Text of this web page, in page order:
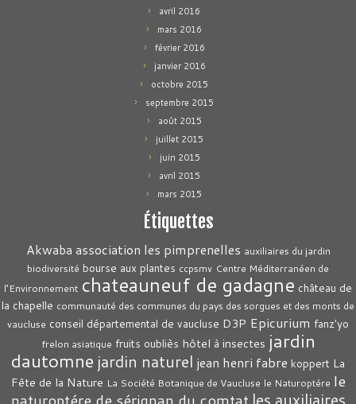
avril 2016
mars 2016
février 2016
janvier 2016
octobre 2015
septembre 2015
août 2015
juillet 2015
juin 2015
avril 2015
mars 2015
Étiquettes
Akwaba association les pimprenelles auxiliaires du jardin
biodiversité bourse aux plantes ccpsmv Centre Méditerranéen de
l’Environnement chateauneuf de gadagne château de
la chapelle communauté des communes du pays des sorgues et des monts de
vaucluse conseil départemental de vaucluse D3P Epicurium fanz'yo
frelon asiatique fruits oubliès hôtel à insectes jardin
dautomne jardin naturel jean henri fabre koppert La
Fête de la Nature La Société Botanique de Vaucluse le Naturoptére le
naturoptére de sérignan du comtat les auxiliaires